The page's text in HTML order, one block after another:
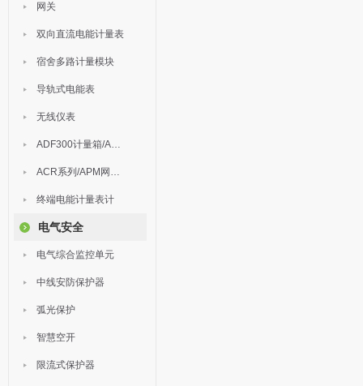
网关
双向直流电能计量表
宿舍多路计量模块
导轨式电能表
无线仪表
ADF300计量箱/AEW无线计量
ACR系列/APM网络电力仪表
终端电能计量表计
电气安全
电气综合监控单元
中线安防保护器
弧光保护
智慧空开
限流式保护器